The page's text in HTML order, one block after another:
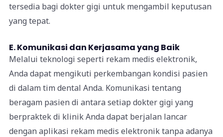
tersedia bagi dokter gigi untuk mengambil keputusan
yang tepat.
E. Komunikasi dan Kerjasama yang Baik
Melalui teknologi seperti rekam medis elektronik,
Anda dapat mengikuti perkembangan kondisi pasien
di dalam tim dental Anda. Komunikasi tentang
beragam pasien di antara setiap dokter gigi yang
berpraktek di klinik Anda dapat berjalan lancar
dengan aplikasi rekam medis elektronik tanpa adanya